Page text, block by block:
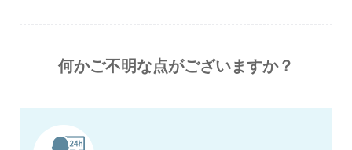
何かご不明な点がございますか？